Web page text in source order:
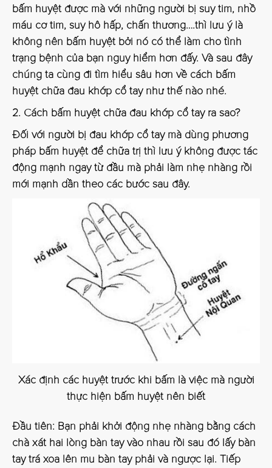
bấm huyệt được mà với những người bị suy tim, nhồ
máu cơ tim, suy hô hấp, chấn thương….thì lưu ý là
không nên bấm huyệt bởi nó có thể làm cho tình
trạng bệnh của bạn nguy hiểm hơn đấy. Và sau đây
chúng ta cùng đi tìm hiểu sâu hơn về cách bấm
huyệt chữa đau khớp cổ tay như thế nào nhé.
2. Cách bấm huyệt chữa đau khớp cổ tay ra sao?
Đối với người bị đau khớp cổ tay mà dùng phương
pháp bấm huyệt để chữa trị thì lưu ý không được tác
động mạnh ngay từ đầu mà phải làm nhẹ nhàng rồi
mới mạnh dần theo các bước sau đây.
Xác định các huyệt trước khi bấm là việc mà người
thực hiện bấm huyệt nên biết
Đầu tiên: Bạn phải khởi động nhẹ nhàng bằng cách
chà xát hai lòng bàn tay vào nhau rồi sau đó lấy bàn
tay trá xoa lên mu bàn tay phải và ngược lại. Tiếp